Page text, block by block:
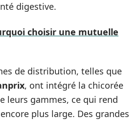
digestive.
choisir une mutuelle
de distribution, telles que
, ont intégré la chicorée
leurs gammes, ce qui rend
plus large. Des grandes